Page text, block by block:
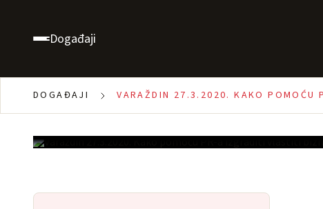
Događaji
DOGAĐAJI VARAŽDIN 27.3.2020. KAKO
PR-a izgraditi vlastiti
17:30 - 19:30
Besplatno